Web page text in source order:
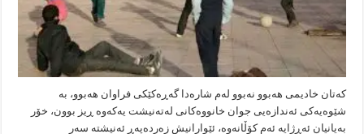
كه‌تان خادیمی هه‌بوو نه‌بوو له‌م شاره‌دا گه‌ڕه‌كێكی فراوان هه‌بوو، به‌
شێوه‌یه‌كی ئه‌ندازه‌یی جوان خانووه‌كانی له‌ته‌نیشت یه‌كه‌وه‌ ڕیز بوون، خۆر
به‌یانیان ئه‌ڕژایه‌ ئه‌م كۆڵانه‌وه‌، ئێوارانیش زه‌رده‌په‌ڕ ئه‌نیشته‌ سه‌ر